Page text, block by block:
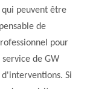
qui peuvent être
de
pour
de GW
Si